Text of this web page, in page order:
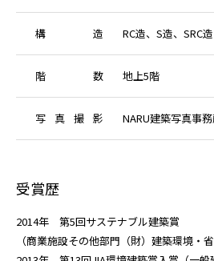
構 造 RC造、S造、SRC造
階 数 地上5階
写 真 撮 影 NARU建築写真事
受賞歴
2014年 第5回サステナブル建築賞
（商業施設その他部門（財）建築環境・